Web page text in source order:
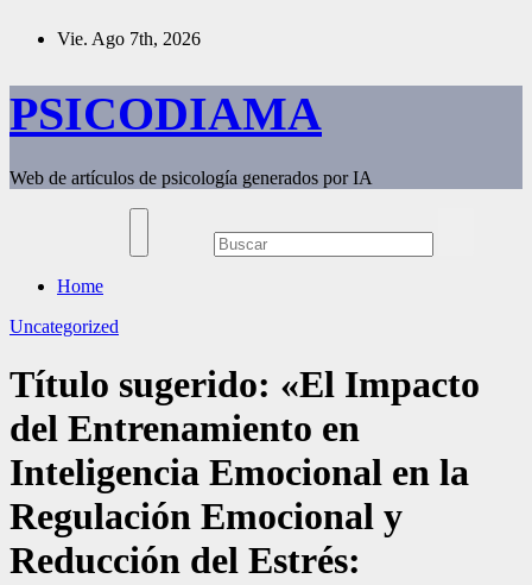
Vie. Ago 7th, 2026
PSICODIAMA
Web de artículos de psicología generados por IA
Home
Uncategorized
Título sugerido: «El Impacto
del Entrenamiento en
Inteligencia Emocional en la
Regulación Emocional y
Reducción del Estrés: